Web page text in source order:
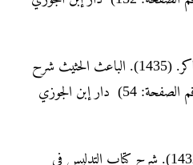
أبو الأشبال، أحمد محمد شاكر. (1435). الباعث الحثيث شرح
إختصار علوم الحديث، ط1، (رقم الصفحة: 54) دار إبن الجوزي
عبد الغفار، محمد حسن. (1432). شرح كتاب التدليس في